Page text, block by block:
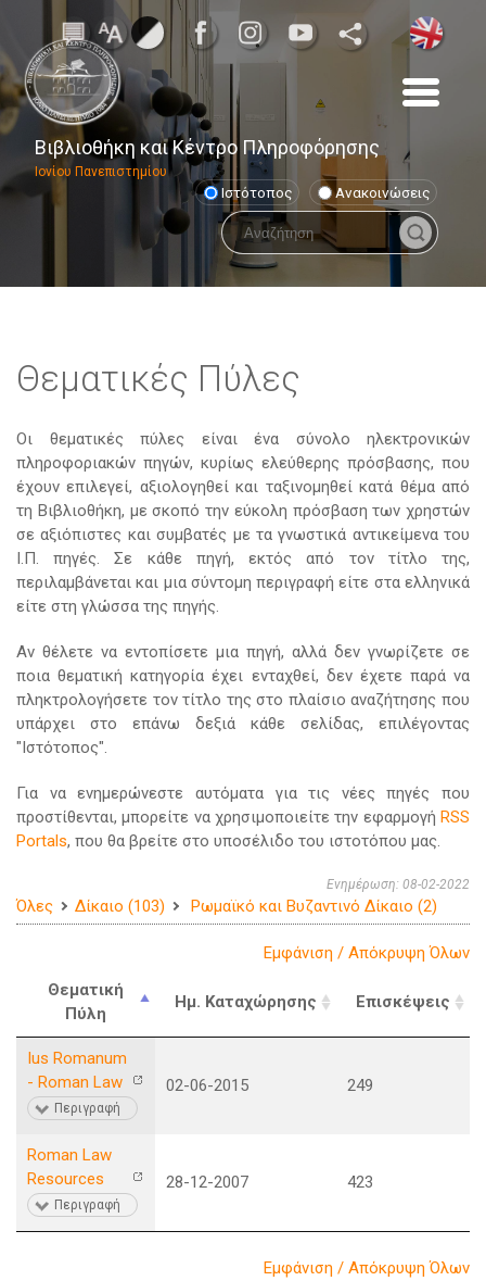
Βιβλιοθήκη και Κέντρο Πληροφόρησης
Ιονίου Πανεπιστημίου
Ιστότοπος Ανακοινώσεις
Θεματικές Πύλες
Οι θεματικές πύλες είναι ένα σύνολο ηλεκτρονικών
πληροφοριακών πηγών, κυρίως ελεύθερης πρόσβασης, που
έχουν επιλεγεί, αξιολογηθεί και ταξινομηθεί κατά θέμα από
τη Βιβλιοθήκη, με σκοπό την εύκολη πρόσβαση των χρηστών
σε αξιόπιστες και συμβατές με τα γνωστικά αντικείμενα του
Ι.Π. πηγές. Σε κάθε πηγή, εκτός από τον τίτλο της,
περιλαμβάνεται και μια σύντομη περιγραφή είτε στα ελληνικά
είτε στη γλώσσα της πηγής.
Αν θέλετε να εντοπίσετε μια πηγή, αλλά δεν γνωρίζετε σε
ποια θεματική κατηγορία έχει ενταχθεί, δεν έχετε παρά να
πληκτρολογήσετε τον τίτλο της στο πλαίσιο αναζήτησης που
υπάρχει στο επάνω δεξιά κάθε σελίδας, επιλέγοντας
"Ιστότοπος".
Για να ενημερώνεστε αυτόματα για τις νέες πηγές που
προστίθενται, μπορείτε να χρησιμοποιείτε την εφαρμογή RSS
Portals, που θα βρείτε στο υποσέλιδο του ιστοτόπου μας.
Ενημέρωση: 08-02-2022
Όλες Δίκαιο (103) Ρωμαϊκό και Βυζαντινό Δίκαιο (2)
Εμφάνιση / Απόκρυψη Όλων
Θεματική
Πύλη
Ημ. Καταχώρησης Επισκέψεις
Ius Romanum
- Roman Law
Περιγραφή
02-06-2015 249
Roman Law
Resources
Περιγραφή
28-12-2007 423
Εμφάνιση / Απόκρυψη Όλων